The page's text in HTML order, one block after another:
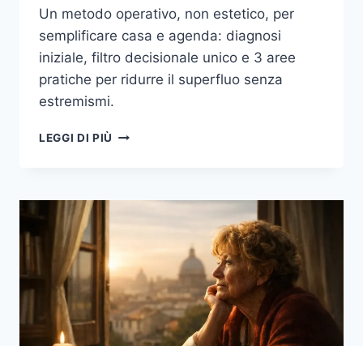
Un metodo operativo, non estetico, per
semplificare casa e agenda: diagnosi
iniziale, filtro decisionale unico e 3 aree
pratiche per ridurre il superfluo senza
estremismi.
LEGGI DI PIÙ MINIMALISMO
CONCRETO
PER
ALLEGGERIRE
CASA
E
AGENDA